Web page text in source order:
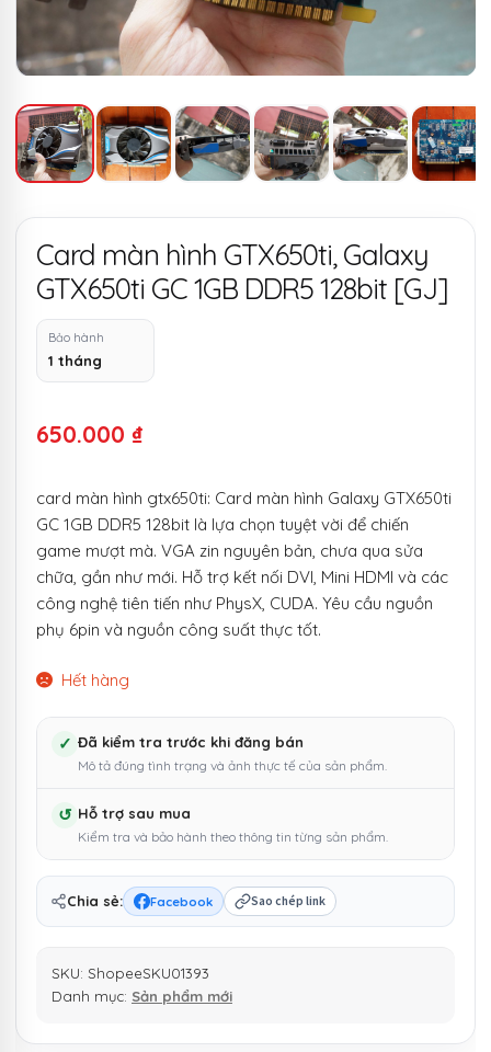
Card màn hình GTX650ti, Galaxy
GTX650ti GC 1GB DDR5 128bit [GJ]
Bảo hành
1 tháng
650.000 ₫
card màn hình gtx650ti: Card màn hình Galaxy GTX650ti
GC 1GB DDR5 128bit là lựa chọn tuyệt vời để chiến
game mượt mà. VGA zin nguyên bản, chưa qua sửa
chữa, gần như mới. Hỗ trợ kết nối DVI, Mini HDMI và các
công nghệ tiên tiến như PhysX, CUDA. Yêu cầu nguồn
phụ 6pin và nguồn công suất thực tốt.
Hết hàng
✓ Đã kiểm tra trước khi đăng bán
Mô tả đúng tình trạng và ảnh thực tế của sản phẩm.
↺ Hỗ trợ sau mua
Kiểm tra và bảo hành theo thông tin từng sản phẩm.
Chia sẻ: Facebook Sao chép link
SKU: ShopeeSKU01393
Danh mục: Sản phẩm mới